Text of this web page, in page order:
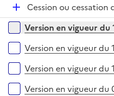
r
e
D
é
p
e
Cession ou
Versions sur la période
Version en vigueur
Version en vigueur
Version en vigueur du
Version en vigueur du